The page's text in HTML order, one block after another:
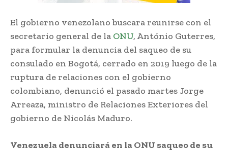
El gobierno venezolano buscara reunirse con el
secretario general de la ONU, António Guterres,
para formular la denuncia del saqueo de su
consulado en Bogotá, cerrado en 2019 luego de la
ruptura de relaciones con el gobierno
colombiano, denunció el pasado martes Jorge
Arreaza, ministro de Relaciones Exteriores del
gobierno de Nicolás Maduro.
Venezuela denunciará en la ONU saqueo de su